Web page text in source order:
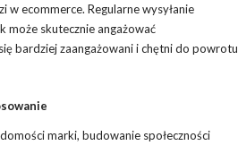
ecommerce. Regularne wysyłanie
może skutecznie angażować
bardziej zaangażowani i chętni do powrotu
marki, budowanie społeczności